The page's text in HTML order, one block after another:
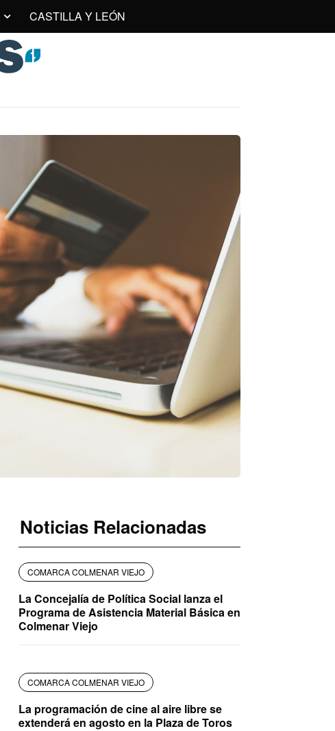
CASTILLA Y LEÓN
Noticias Relacionadas
COMARCA COLMENAR VIEJO
La Concejalía de Política Social lanza el
Programa de Asistencia Material Básica en
Colmenar Viejo
COMARCA COLMENAR VIEJO
La programación de cine al aire libre se
extenderá en agosto en la Plaza de Toros